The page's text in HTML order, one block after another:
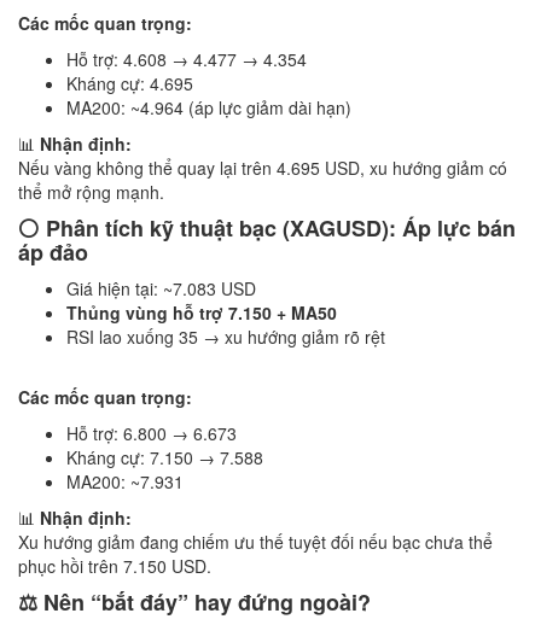
Các mốc quan trọng:
Hỗ trợ: 4.608 → 4.477 → 4.354
Kháng cự: 4.695
MA200: ~4.964 (áp lực giảm dài hạn)
📊 Nhận định:
Nếu vàng không thể quay lại trên 4.695 USD, xu hướng giảm có
thể mở rộng mạnh.
⚪ Phân tích kỹ thuật bạc (XAGUSD): Áp lực bán
áp đảo
Giá hiện tại: ~7.083 USD
Thủng vùng hỗ trợ 7.150 + MA50
RSI lao xuống 35 → xu hướng giảm rõ rệt
Các mốc quan trọng:
Hỗ trợ: 6.800 → 6.673
Kháng cự: 7.150 → 7.588
MA200: ~7.931
📊 Nhận định:
Xu hướng giảm đang chiếm ưu thế tuyệt đối nếu bạc chưa thể
phục hồi trên 7.150 USD.
⚖️ Nên “bắt đáy” hay đứng ngoài?